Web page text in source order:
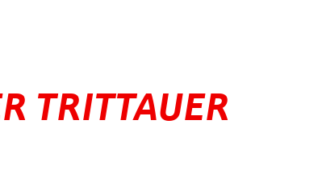
TRITTAUER